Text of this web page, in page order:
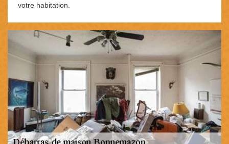
votre habitation.